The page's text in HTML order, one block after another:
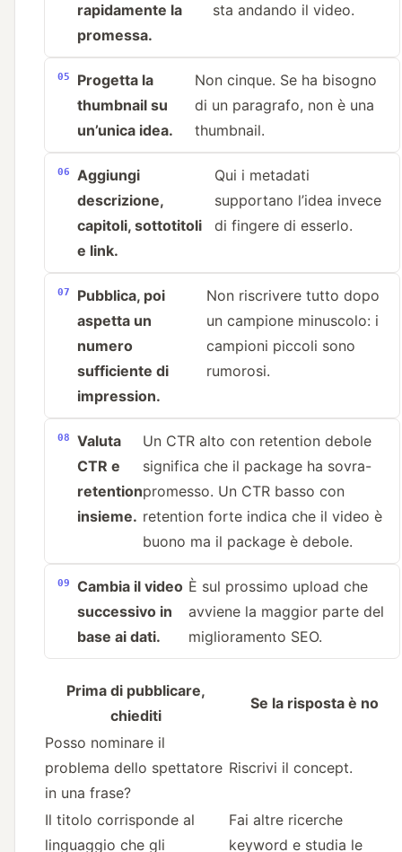
rapidamente la
promessa.
sta andando il video.
Progetta la
thumbnail su
un’unica idea.
Non cinque. Se ha bisogno
di un paragrafo, non è una
thumbnail.
Aggiungi
descrizione,
capitoli, sottotitoli
e link.
Qui i metadati
supportano l’idea invece
di fingere di esserlo.
Pubblica, poi
aspetta un
numero
sufficiente di
impression.
Non riscrivere tutto dopo
un campione minuscolo: i
campioni piccoli sono
rumorosi.
Valuta
CTR e
retention
insieme.
Un CTR alto con retention debole
significa che il package ha sovra-
promesso. Un CTR basso con
retention forte indica che il video è
buono ma il package è debole.
Cambia il video
successivo in
base ai dati.
È sul prossimo upload che
avviene la maggior parte del
miglioramento SEO.
Prima di pubblicare,
chiediti
Se la risposta è no
Posso nominare il
problema dello spettatore
in una frase?
Riscrivi il concept.
Il titolo corrisponde al
linguaggio che gli
Fai altre ricerche
keyword e studia le